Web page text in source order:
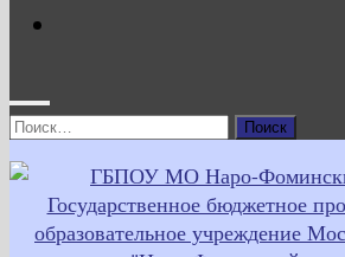
Найти: